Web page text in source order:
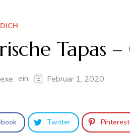
Tapas
ein Februar 1, 2020
Twitter Pinterest